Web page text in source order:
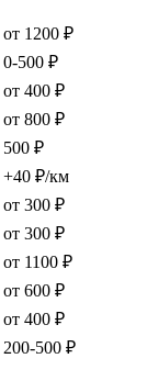
от 1200 ₽
0-500 ₽
от 400 ₽
от 800 ₽
500 ₽
+40 ₽/км
от 300 ₽
от 300 ₽
от 1100 ₽
от 600 ₽
от 400 ₽
200-500 ₽